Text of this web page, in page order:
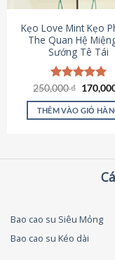
Kẹo Love Mint Kẹo
The Quan Hệ
Sướng Tê Tái
Được xếp
hạng5.00
5 sao
250,000₫ Giá
là:
250,000
THÊM VÀO GIỎ
Bao cao su Siêu Mỏng
Bao cao su Kéo dài